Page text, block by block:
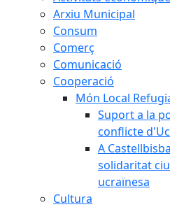
Arxiu Municipal
Consum
Comerç
Comunicació
Cooperació
Món Local
Suport a la
conflicte
A
solidaritat
ucraïnesa
Cultura